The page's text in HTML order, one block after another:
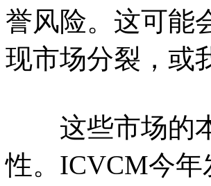
誉风险。这可能
现市场分裂，或
这些市场的本
性。ICVCM今